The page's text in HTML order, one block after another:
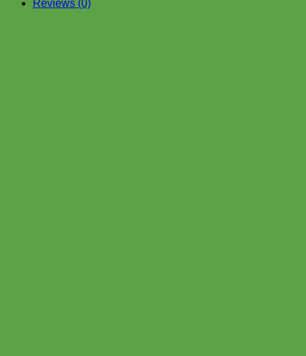
Reviews (0)